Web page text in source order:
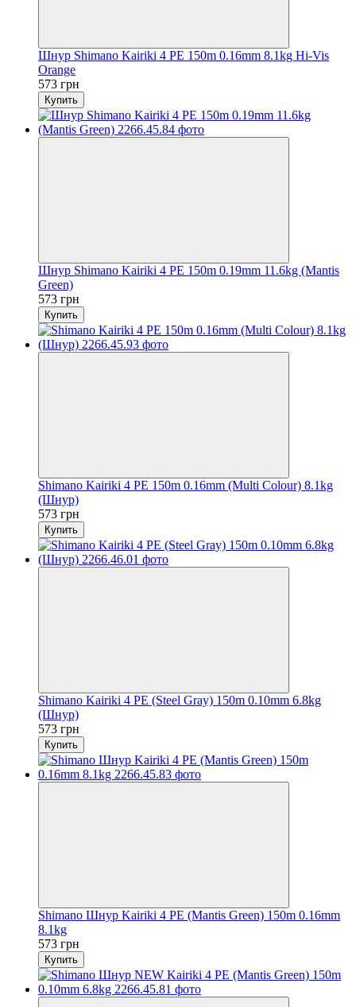
Шнур Shimano Kairiki 4 PE 150m 0.16mm 8.1kg Hi-Vis
Orange
573 грн
Купить
Шнур Shimano Kairiki 4 PE 150m 0.19mm 11.6kg (Mantis
Green)
573 грн
Купить
Shimano Kairiki 4 PE 150m 0.16mm (Multi Colour) 8.1kg
(Шнур)
573 грн
Купить
Shimano Kairiki 4 PE (Steel Gray) 150m 0.10mm 6.8kg
(Шнур)
573 грн
Купить
Shimano Шнур Kairiki 4 PE (Mantis Green) 150m 0.16mm
8.1kg
573 грн
Купить